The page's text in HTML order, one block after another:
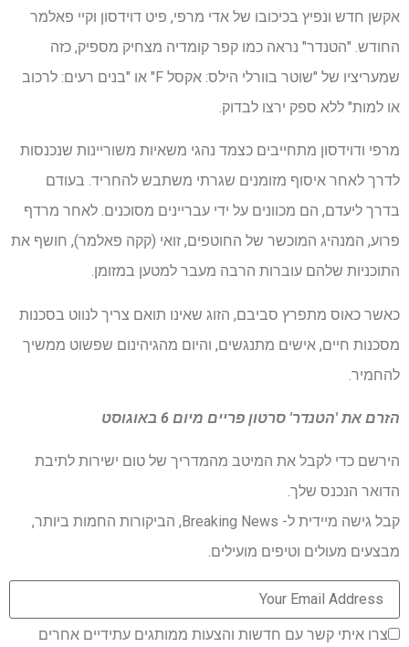
אקשן חדש ונפיץ בכיכובו של אדי מרפי, פיט דוידסון וקיי פאלמר
החודש. "הטנדר" נראה כמו קפר קומדיה מצחיק מספיק, כזה
שמעריציו של "שוטר בוורלי הילס: אקסל F" או "בנים רעים: לרכוב
או למות" ללא ספק ירצו לבדוק.
מרפי ודוידסון מתחייבים כצמד נהגי משאיות משוריינות שנכנסות
לדרך לאחר איסוף מזומנים שגרתי משתבש להחריד. בעודם
בדרך ליעדם, הם מכוונים על ידי עבריינים מסוכנים. לאחר מרדף
פרוע, המנהיג המוכשר של החוטפים, זואי (קקה פאלמר), חושף את
התוכניות שלהם עוברות הרבה מעבר למטען במזומן.
כאשר כאוס מתפרץ סביבם, הזוג שאינו תואם צריך לנווט בסכנות
מסכנות חיים, אישים מתנגשים, והיום מהגיהינום שפשוט ממשיך
להחמיר.
הזרם את 'הטנדר' סרטון פריים מיום 6 באוגוסט
הירשם כדי לקבל את המיטב מהמדריך של טום ישירות לתיבת
הדואר הנכנס שלך.
קבל גישה מיידית ל- Breaking News, הביקורות החמות ביותר,
מבצעים מעולים וטיפים מועילים.
צרו איתי קשר עם חדשות והצעות ממותגים עתידיים אחרים